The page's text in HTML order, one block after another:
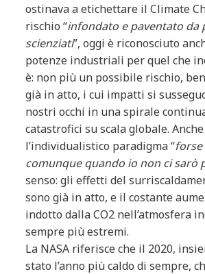
ostinava a etichettare il Climate
rischio “infondato e paventato da
scienziati”, oggi è riconosciuto
potenze industriali per quel che
è: non più un possibile rischio,
già in atto, i cui impatti si
nostri occhi in una spirale
catastrofici su scala globale. Anche
l’individualistico paradigma “forse
comunque quando io non ci sarò
senso: gli effetti del
sono già in atto, e il costante
indotto dalla CO2 nell’atmosfera
sempre più estremi.
La NASA riferisce che il 2020,
stato l’anno più caldo di sempre,